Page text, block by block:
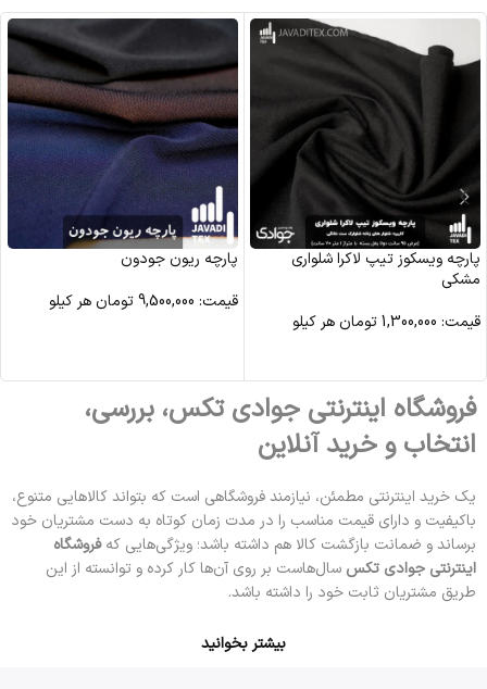
پارچه ویسکوز تیپ لاکرا شلواری
مشکی
قیمت: 1,300,000تومان هر کیلو
پارچه ریون جودون
قیمت: 9,500,000تومان هر کیلو
فروشگاه اینترنتی جوادی تکس، بررسی،
انتخاب و خرید آنلاین
یک خرید اینترنتی مطمئن، نیازمند فروشگاهی است که بتواند کالاهایی متنوع،
باکیفیت و دارای قیمت مناسب را در مدت زمان کوتاه به دست مشتریان خود
برساند و ضمانت بازگشت کالا هم داشته باشد؛ ویژگی‌هایی کهفروشگاه
اینترنتی جوادی تکس سال‌هاست بر روی آن‌ها کار کرده و توانسته از این
طریق مشتریان ثابت خود را داشته باشد.
بیشتر بخوانید